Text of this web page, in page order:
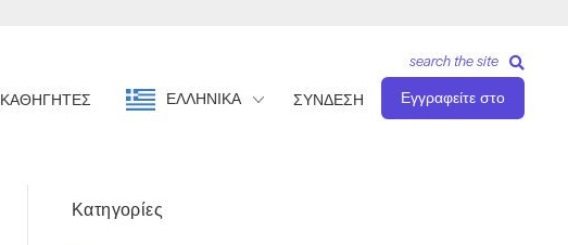
ΚΑΘΗΓΗΤΕΣ ΕΛΛΗΝΙΚΆ ΣΥΝΔΕΣΗ Εγγραφείτε στο
search the site
Κατηγορίες